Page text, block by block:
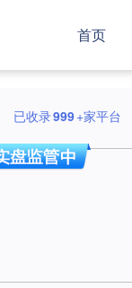
首页
已收录999+家平台